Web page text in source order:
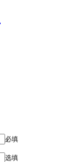
必填
选填